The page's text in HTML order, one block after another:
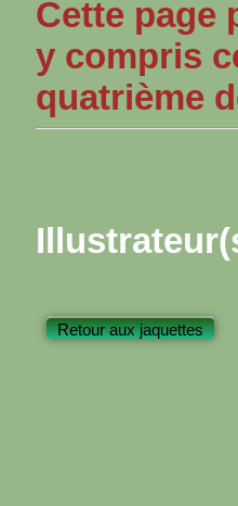
Cette page
y compris
quatrième
Retour aux jaquettes